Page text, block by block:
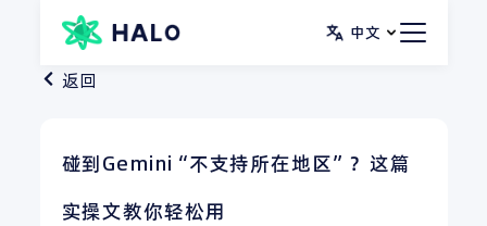
中文
返回
碰到Gemini“不支持所在地区”？这篇
实操文教你轻松用